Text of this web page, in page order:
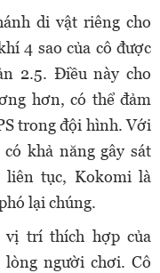
di vật riêng cho
4 sao của cô được
2.5. Điều này cho
hơn, có thể đảm
trong đội hình. Với
khả năng gây sát
liên tục, Kokomi là
lại chúng.
trí thích hợp của
người chơi. Cô